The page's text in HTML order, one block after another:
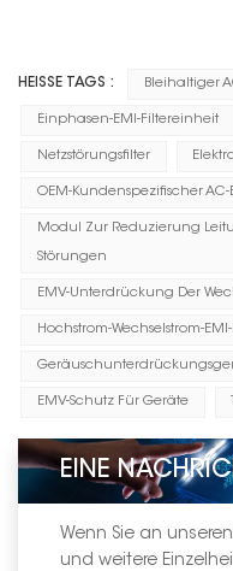
HEISSE TAGS : Bleihaltiger
Einphasen-EMI-Filtereinheit
Netzstörungsfilter
OEM-Kundenspezifischer AC-
Modul Zur Reduzierung
Störungen
EMV-Unterdrückung Der
Hochstrom-Wechselstrom-
EMV-Schutz Für Geräte
EINE
Wenn Sie an
und weitere